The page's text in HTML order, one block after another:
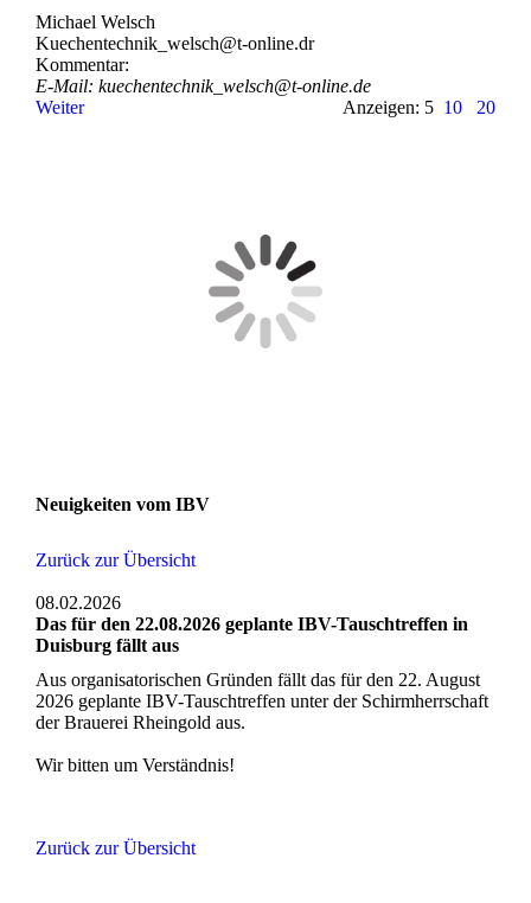
Michael Welsch
Kuechentechnik_­welsch@­t-­online.­dr
Kommentar:
E-Mail: kuechentechnik_­welsch@­t-­online.­de
Weiter
Anzeigen: 5 10 20
Neuigkeiten vom IBV
Zurück zur Übersicht
08.02.2026
Das für den 22.08.2026 geplante IBV-Tauschtreffen in
Duisburg fällt aus
Aus organisatorischen Gründen fällt das für den 22. August
2026 geplante IBV-Tauschtreffen unter der Schirmherrschaft
der Brauerei Rheingold aus.
Wir bitten um Verständnis!
Zurück zur Übersicht